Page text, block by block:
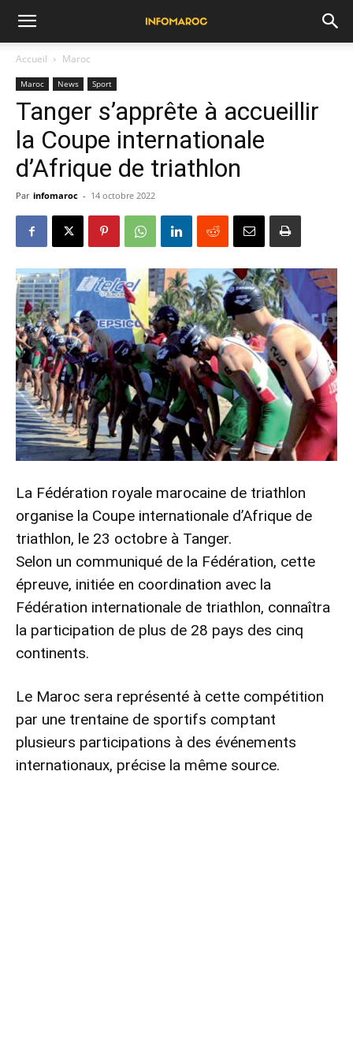
Accueil Maroc
Maroc News Sport
Tanger s’apprête à accueillir
la Coupe internationale
d’Afrique de triathlon
Par infomaroc - 14 octobre 2022
La Fédération royale marocaine de triathlon
organise la Coupe internationale d’Afrique de
triathlon, le 23 octobre à Tanger.
Selon un communiqué de la Fédération, cette
épreuve, initiée en coordination avec la
Fédération internationale de triathlon, connaîtra
la participation de plus de 28 pays des cinq
continents.
Le Maroc sera représenté à cette compétition
par une trentaine de sportifs comptant
plusieurs participations à des événements
internationaux, précise la même source.